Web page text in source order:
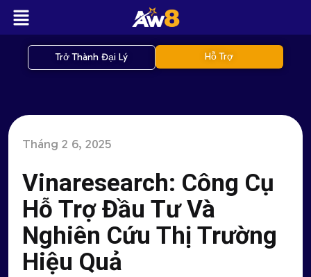
Trở Thành Đại Lý Hỗ Trợ
Tháng 2 6, 2025
Vinaresearch: Công Cụ
Hỗ Trợ Đầu Tư Và
Nghiên Cứu Thị Trường
Hiệu Quả